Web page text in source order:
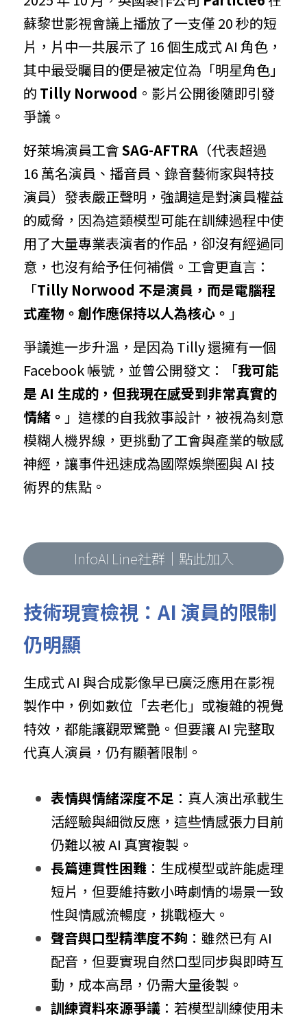
蘇黎世影視會議上播放了一支僅 20 秒的短
片，片中一共展示了 16 個生成式 AI 角色，
其中最受矚目的便是被定位為「明星角色」
的 Tilly Norwood 。影片公開後隨即引發
爭議。
好萊塢演員工會SAG-AFTRA （代表超過
16 萬名演員、播音員、錄音藝術家與特技
演員）發表嚴正聲明，強調這是對演員權益
的威脅，因為這類模型可能在訓練過程中使
用了大量專業表演者的作品，卻沒有經過同
意，也沒有給予任何補償。工會更直言：
「Tilly Norwood 不是演員，而是電腦程
式產物。創作應保持以人為核心。 」
爭議進一步升溫，是因為 Tilly 還擁有一個
Facebook 帳號，並曾公開發文：「我可能
是 AI 生成的，但我現在感受到非常真實的
情緒。 」這樣的自我敘事設計，被視為刻意
模糊人機界線，更挑動了工會與產業的敏感
神經，讓事件迅速成為國際娛樂圈與 AI 技
術界的焦點。
InfoAI Line社群｜點此加入
技術現實檢視：AI 演員的限制
仍明顯
生成式 AI 與合成影像早已廣泛應用在影視
製作中，例如數位「去老化」或複雜的視覺
特效，都能讓觀眾驚艷。但要讓 AI 完整取
代真人演員，仍有顯著限制。
表情與情緒深度不足 ：真人演出承載生
活經驗與細微反應，這些情感張力目前
仍難以被 AI 真實複製。
長篇連貫性困難 ：生成模型或許能處理
短片，但要維持數小時劇情的場景一致
性與情感流暢度，挑戰極大。
聲音與口型精準度不夠 ：雖然已有 AI
配音，但要實現自然口型同步與即時互
動，成本高昂，仍需大量後製。
訓練資料來源爭議 ：若模型訓練使用未